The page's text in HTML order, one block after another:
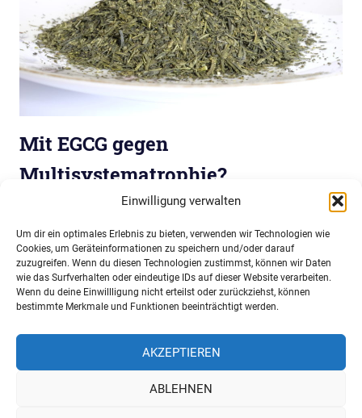
Einwilligung verwalten
Um dir ein optimales Erlebnis zu bieten, verwenden wir Technologien wie
Cookies, um Geräteinformationen zu speichern und/oder darauf
zuzugreifen. Wenn du diesen Technologien zustimmst, können wir Daten
wie das Surfverhalten oder eindeutige IDs auf dieser Website verarbeiten.
Wenn du deine Einwillligung nicht erteilst oder zurückziehst, können
bestimmte Merkmale und Funktionen beeinträchtigt werden.
AKZEPTIEREN
ABLEHNEN
Mit EGCG gegen
Multisystematrophie?
Niko Komin Nachrichten
Grüner Tee, insbesondere der Inhaltsstoff EGCG, gilt
vielen als Wundermittel für ein gesundes und langes
Leben. Leider verlangsamt EGCG nicht den
Krankheitsverlauf der Multisystematrophie (MSA).
Veränderungen im Hirn deuten trotzdem auf eine
Wirksamkeit, vielleicht führt es einmal zu einer